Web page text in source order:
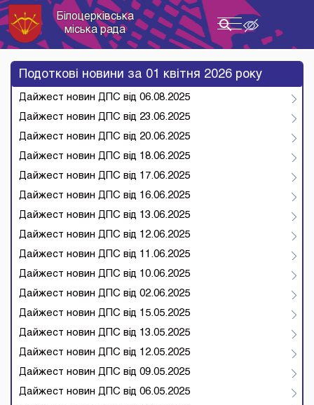
Toggle
navigation
Білоцерківська
міська рада
Подоткові новини за 01 квітня 2026 року
Дайжест новин ДПС від 06.08.2025
Дайжест новин ДПС від 23.06.2025
Дайжест новин ДПС від 20.06.2025
Дайжест новин ДПС від 18.06.2025
Дайжест новин ДПС від 17.06.2025
Дайжест новин ДПС від 16.06.2025
Дайжест новин ДПС від 13.06.2025
Дайжест новин ДПС від 12.06.2025
Дайжест новин ДПС від 11.06.2025
Дайжест новин ДПС від 10.06.2025
Дайжест новин ДПС від 02.06.2025
Дайжест новин ДПС від 15.05.2025
Дайжест новин ДПС від 13.05.2025
Дайжест новин ДПС від 12.05.2025
Дайжест новин ДПС від 09.05.2025
Дайжест новин ДПС від 06.05.2025